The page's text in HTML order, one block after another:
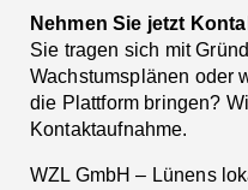
Nehmen Sie jetzt
Sie tragen sich mit
Wachstumsplänen oder
die Plattform bringen?
Kontaktaufnahme.
WZL GmbH – Lünens